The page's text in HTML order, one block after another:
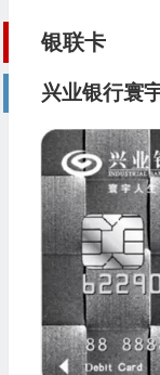
银联卡
兴业银行寰